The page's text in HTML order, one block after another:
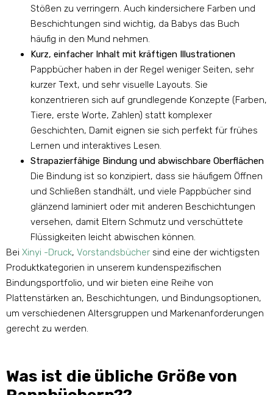
Stößen zu verringern. Auch kindersichere Farben und
Beschichtungen sind wichtig, da Babys das Buch
häufig in den Mund nehmen.
Kurz, einfacher Inhalt mit kräftigen Illustrationen
Pappbücher haben in der Regel weniger Seiten, sehr
kurzer Text, und sehr visuelle Layouts. Sie
konzentrieren sich auf grundlegende Konzepte (Farben,
Tiere, erste Worte, Zahlen) statt komplexer
Geschichten, Damit eignen sie sich perfekt für frühes
Lernen und interaktives Lesen.
Strapazierfähige Bindung und abwischbare Oberflächen
Die Bindung ist so konzipiert, dass sie häufigem Öffnen
und Schließen standhält, und viele Pappbücher sind
glänzend laminiert oder mit anderen Beschichtungen
versehen, damit Eltern Schmutz und verschüttete
Flüssigkeiten leicht abwischen können.
Bei Xinyi -Druck, Vorstandsbücher sind eine der wichtigsten
Produktkategorien in unserem kundenspezifischen
Bindungsportfolio, und wir bieten eine Reihe von
Plattenstärken an, Beschichtungen, und Bindungsoptionen,
um verschiedenen Altersgruppen und Markenanforderungen
gerecht zu werden.
Was ist die übliche Größe von